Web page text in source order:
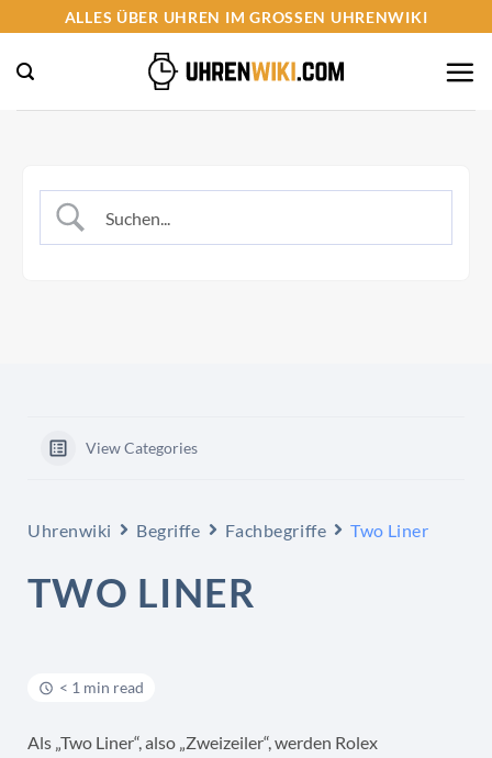
springen
ALLES ÜBER UHREN IM GROSSEN UHRENWIKI
View Categories
Uhrenwiki Begriffe Fachbegriffe Two Liner
TWO LINER
< 1 min read
Als „Two Liner“, also „Zweizeiler“, werden Rolex